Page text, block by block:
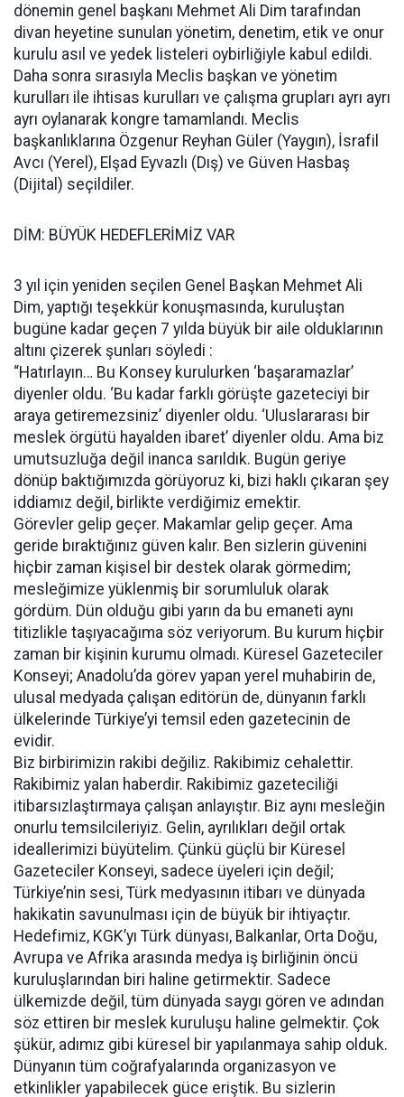
dönemin genel başkanı Mehmet Ali Dim tarafından
divan heyetine sunulan yönetim, denetim, etik ve onur
kurulu asıl ve yedek listeleri oybirliğiyle kabul edildi.
Daha sonra sırasıyla Meclis başkan ve yönetim
kurulları ile ihtisas kurulları ve çalışma grupları ayrı ayrı
ayrı oylanarak kongre tamamlandı. Meclis
başkanlıklarına Özgenur Reyhan Güler (Yaygın), İsrafil
Avcı (Yerel), Elşad Eyvazlı (Dış) ve Güven Hasbaş
(Dijital) seçildiler.
DİM: BÜYÜK HEDEFLERİMİZ VAR
3 yıl için yeniden seçilen Genel Başkan Mehmet Ali
Dim, yaptığı teşekkür konuşmasında, kuruluştan
bugüne kadar geçen 7 yılda büyük bir aile olduklarının
altını çizerek şunları söyledi :
“Hatırlayın… Bu Konsey kurulurken ‘başaramazlar’
diyenler oldu. ‘Bu kadar farklı görüşte gazeteciyi bir
araya getiremezsiniz’ diyenler oldu. ‘Uluslararası bir
meslek örgütü hayalden ibaret’ diyenler oldu. Ama biz
umutsuzluğa değil inanca sarıldık. Bugün geriye
dönüp baktığımızda görüyoruz ki, bizi haklı çıkaran şey
iddiamız değil, birlikte verdiğimiz emektir.
Görevler gelip geçer. Makamlar gelip geçer. Ama
geride bıraktığınız güven kalır. Ben sizlerin güvenini
hiçbir zaman kişisel bir destek olarak görmedim;
mesleğimize yüklenmiş bir sorumluluk olarak
gördüm. Dün olduğu gibi yarın da bu emaneti aynı
titizlikle taşıyacağıma söz veriyorum. Bu kurum hiçbir
zaman bir kişinin kurumu olmadı. Küresel Gazeteciler
Konseyi; Anadolu’da görev yapan yerel muhabirin de,
ulusal medyada çalışan editörün de, dünyanın farklı
ülkelerinde Türkiye’yi temsil eden gazetecinin de
evidir.
Biz birbirimizin rakibi değiliz. Rakibimiz cehalettir.
Rakibimiz yalan haberdir. Rakibimiz gazeteciliği
itibarsızlaştırmaya çalışan anlayıştır. Biz aynı mesleğin
onurlu temsilcileriyiz. Gelin, ayrılıkları değil ortak
ideallerimizi büyütelim. Çünkü güçlü bir Küresel
Gazeteciler Konseyi, sadece üyeleri için değil;
Türkiye’nin sesi, Türk medyasının itibarı ve dünyada
hakikatin savunulması için de büyük bir ihtiyaçtır.
Hedefimiz, KGK’yı Türk dünyası, Balkanlar, Orta Doğu,
Avrupa ve Afrika arasında medya iş birliğinin öncü
kuruluşlarından biri haline getirmektir. Sadece
ülkemizde değil, tüm dünyada saygı gören ve adından
söz ettiren bir meslek kuruluşu haline gelmektir. Çok
şükür, adımız gibi küresel bir yapılanmaya sahip olduk.
Dünyanın tüm coğrafyalarında organizasyon ve
etkinlikler yapabilecek güce eriştik. Bu sizlerin